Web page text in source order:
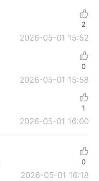
2026-05-01 15:52
2
2026-05-01 15:58
0
2026-05-01 16:00
1
2026-05-01 16:18
0